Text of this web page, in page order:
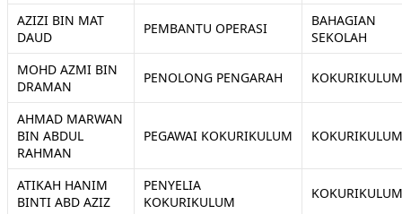
AZIZI BIN MAT
DAUD
PEMBANTU OPERASI
BAHAGIAN
SEKOLAH
MOHD AZMI BIN
DRAMAN
PENOLONG PENGARAH KOKURIKULUM
AHMAD MARWAN
BIN ABDUL
RAHMAN
PEGAWAI KOKURIKULUM KOKURIKULUM
ATIKAH HANIM
BINTI ABD AZIZ
PENYELIA
KOKURIKULUM
KOKURIKULUM